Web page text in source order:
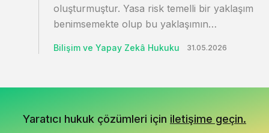
oluşturmuştur. Yasa risk temelli bir yaklaşım
benimsemekte olup bu yaklaşımın…
Bilişim ve Yapay Zekâ Hukuku 31.05.2026
Yaratıcı hukuk çözümleri için iletişime geçin.